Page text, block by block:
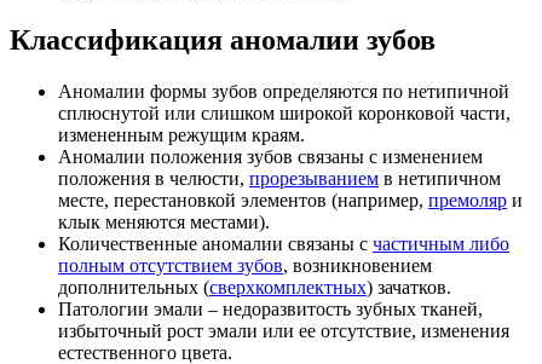
Классификация аномалии зубов
Аномалии формы зубов определяются по нетипичной
сплюснутой или слишком широкой коронковой части,
измененным режущим краям.
Аномалии положения зубов связаны с изменением
положения в челюсти, прорезыванием в нетипичном
месте, перестановкой элементов (например, премоляр и
клык меняются местами).
Количественные аномалии связаны с частичным либо
полным отсутствием зубов, возникновением
дополнительных (сверхкомплектных) зачатков.
Патологии эмали – недоразвитость зубных тканей,
избыточный рост эмали или ее отсутствие, изменения
естественного цвета.